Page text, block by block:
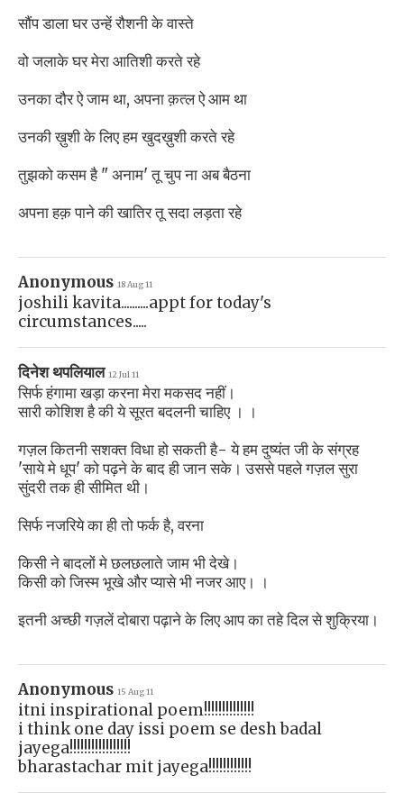
सौंप डाला घर उन्हें रौशनी के वास्ते
वो जलाके घर मेरा आतिशी करते रहे
उनका दौर ऐ जाम था, अपना क़त्ल ऐ आम था
उनकी ख़ुशी के लिए हम खुदख़ुशी करते रहे
तुझको कसम है " अनाम' तू चुप ना अब बैठना
अपना हक़ पाने की खातिर तू सदा लड़ता रहे
Anonymous 18 Aug 11
joshili kavita..........appt for today's
circumstances.....
दिनेश थपलियाल 12 Jul 11
सिर्फ हंगामा खड़ा करना मेरा मकसद नहीं।
सारी कोशिश है की ये सूरत बदलनी चाहिए । ।
गज़ल कितनी सशक्त विधा हो सकती है- ये हम दुष्यंत जी के संग्रह
'साये मे धूप' को पढ़ने के बाद ही जान सके। उससे पहले गज़ल सुरा
सुंदरी तक ही सीमित थी।
सिर्फ नजरिये का ही तो फर्क है, वरना
किसी ने बादलों मे छलछलाते जाम भी देखे।
किसी को जिस्म भूखे और प्यासे भी नजर आए। ।
इतनी अच्छी गज़लें दोबारा पढ़ाने के लिए आप का तहे दिल से शुक्रिया।
Anonymous 15 Aug 11
itni inspirational poem!!!!!!!!!!!!!!
i think one day issi poem se desh badal
jayega!!!!!!!!!!!!!!!!!
bharastachar mit jayega!!!!!!!!!!!!